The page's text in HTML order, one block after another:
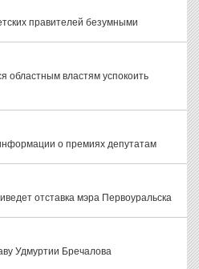
правителей безумными
областным властям успокоить
о премиях депутатам
отставка мэра Первоуральска
Удмуртии Бречалова